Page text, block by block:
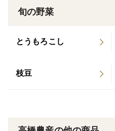
旬の野菜
とうもろこし
枝豆